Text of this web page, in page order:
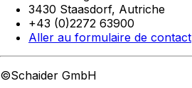
3430 Staasdorf, Autriche
+43 (0)2272 63900
Aller au formulaire de contact
©Schaider GmbH